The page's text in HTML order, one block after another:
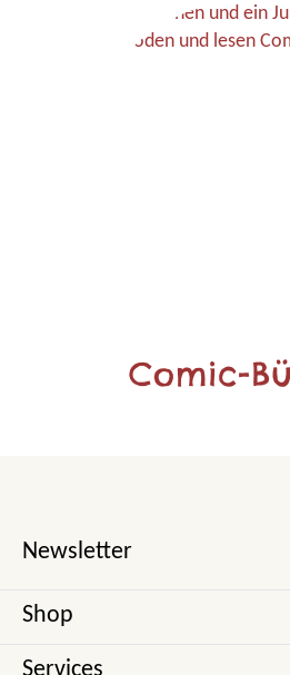
Comic-
Newsletter
Shop